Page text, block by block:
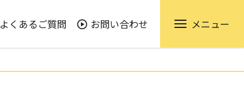
よくあるご質問 お問い合わせ メニュー